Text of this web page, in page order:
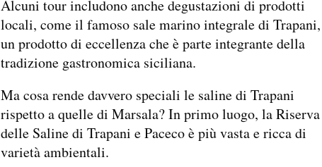
Alcuni tour includono anche degustazioni di prodotti
locali, come il famoso sale marino integrale di Trapani,
un prodotto di eccellenza che è parte integrante della
tradizione gastronomica siciliana.
Ma cosa rende davvero speciali le saline di Trapani
rispetto a quelle di Marsala? In primo luogo, la Riserva
delle Saline di Trapani e Paceco è più vasta e ricca di
varietà ambientali.